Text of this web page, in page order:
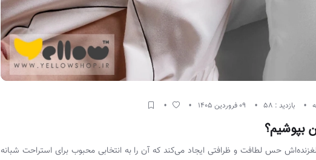
بازدید : 58
بپوشیم؟
حس لطافت و ظرافتی ایجاد می‌کند که آن را به انتخابی محبوب برای استراحت شبانه